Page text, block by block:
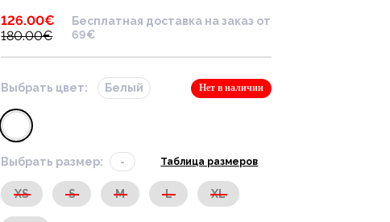
126.00€
180.00€
Бесплатная доставка на заказ от
69€
Выбрать цвет: Белый Нет в наличии
Выбрать размер: - Таблица размеров
XS S M L XL